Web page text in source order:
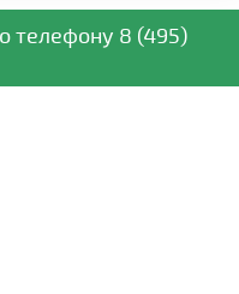
телефону 8 (495)